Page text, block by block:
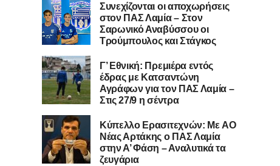
Συνεχίζονται οι αποχωρήσεις
στον ΠΑΣ Λαμία – Στον
Σαρωνικό Αναβύσσου οι
Τρούμπουλος και Στάγκος
Γ’ Εθνική: Πρεμιέρα εντός
έδρας με Κατσαντώνη
Αγράφων για τον ΠΑΣ Λαμία –
Στις 27/9 η σέντρα
Kύπελλο Ερασιτεχνών: Με AO
Nέας Αρτάκης ο ΠΑΣ Λαμία
στην Α’ Φάση – Αναλυτικά τα
ζευγάρια